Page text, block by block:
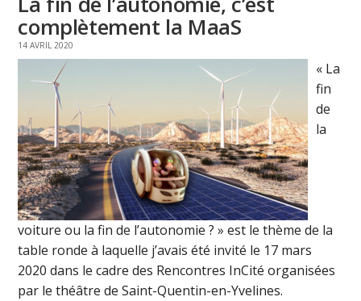
complètement la MaaS
14 AVRIL 2020
« La
fin
de
la
voiture ou la fin de l’autonomie ? » est le thème de la
table ronde à laquelle j’avais été invité le 17 mars
2020 dans le cadre des Rencontres InCité organisées
par le théâtre de Saint-Quentin-en-Yvelines.